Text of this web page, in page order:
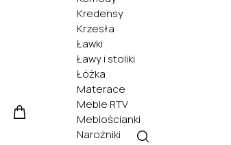
Kredensy
Krzesła
Ławki
Ławy i stoliki
Łóżka
Materace
Meble RTV
Meblościanki
Narożniki